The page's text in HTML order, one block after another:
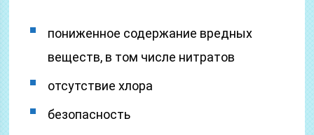
пониженное содержание вредных
веществ, в том числе нитратов
отсутствие хлора
безопасность